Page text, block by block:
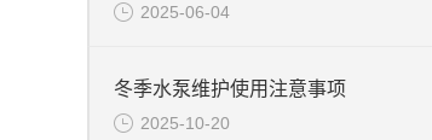
2025-06-04
冬季水泵维护使用注意事项
2025-10-20